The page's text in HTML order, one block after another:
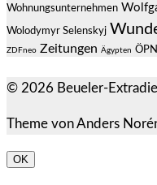
Wohnungsunternehmen
Wolodymyr Selenskyj
ZDFneo Zeitungen Ägypten
© 2026 Beueler-
Theme vonAnders
OK